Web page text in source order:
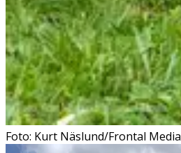
Foto: Kurt Näslund/Frontal Media